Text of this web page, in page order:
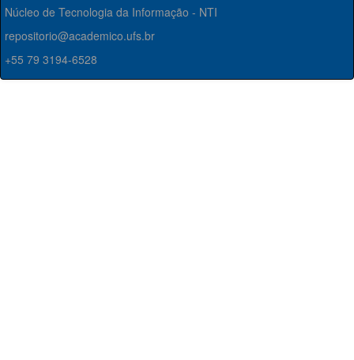
Núcleo de Tecnologia da Informação - NTI
repositorio@academico.ufs.br
+55 79 3194-6528